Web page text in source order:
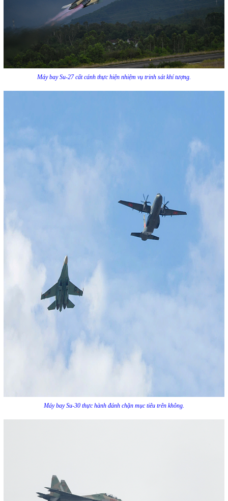
Máy bay Su-27 cất cánh thực hiện nhiệm vụ trinh sát khí tượng.
Máy bay Su-30 thực hành đánh chặn mục tiêu trên không.